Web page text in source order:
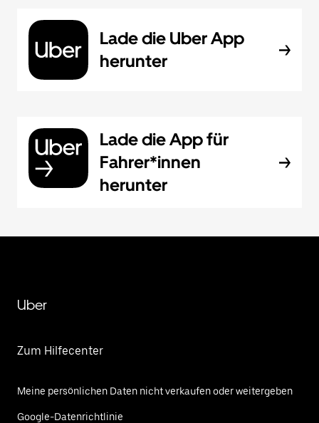
Lade die Uber App
herunter
Lade die App für
Fahrer*innen
herunter
Uber
Zum Hilfecenter
Meine persönlichen Daten nicht verkaufen oder weitergeben
Google-Datenrichtlinie